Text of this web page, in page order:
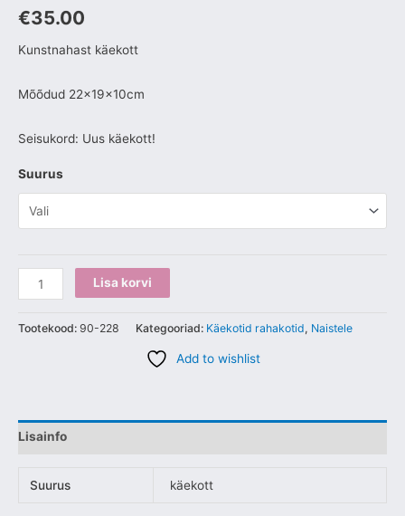
€35.00
Kunstnahast käekott
Mõõdud 22x19x10cm
Seisukord: Uus käekott!
Suurus
Lisa korvi
Tootekood: 90-228 Kategooriad: Käekotid rahakotid, Naistele
Add to wishlist
Lisainfo
Suurus käekott